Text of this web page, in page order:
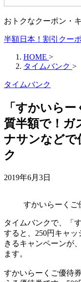
おトクなクーポン・
半額日本！割引クー
HOME >
タイムバンク >
タイムバンク
「すかいら
質半額で！ガ
ナサンなどで
ク
2019年6月3日
すかいらーくご
タイムバンクで、「
すると、250円キャ
きるキャンペーンが
ます。
すかいらーくご優待